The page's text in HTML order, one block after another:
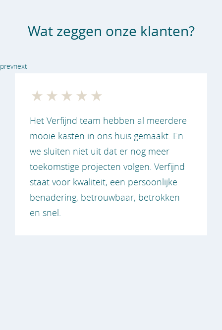
Wat zeggen onze klanten?
prevnext
Het Verfijnd team hebben al meerdere
mooie kasten in ons huis gemaakt. En
we sluiten niet uit dat er nog meer
toekomstige projecten volgen. Verfijnd
staat voor kwaliteit, een persoonlijke
benadering, betrouwbaar, betrokken
en snel.